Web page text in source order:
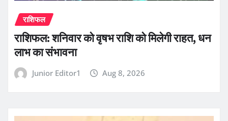
राशिफल
राशिफल: शनिवार को वृषभ राशि को मिलेगी राहत, धन
लाभ का संभावना
Junior Editor1 Aug 8, 2026